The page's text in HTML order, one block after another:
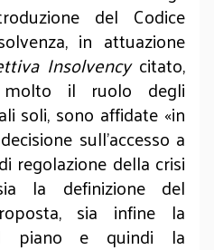
del Codice
in attuazione
Insolvency citato,
il ruolo degli
soli, sono affidate «in
sull’accesso a
regolazione della crisi
la definizione del
sia infine la
piano e quindi la